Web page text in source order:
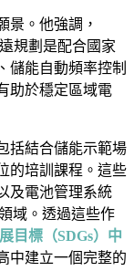
景。他強調，
規劃是配合國家
儲能自動頻率控制
助於穩定區域電
括結合儲能示範場
的培訓課程。這些
及電池管理系統
域。透過這些作
目標（SDGs）中
中建立一個完整的